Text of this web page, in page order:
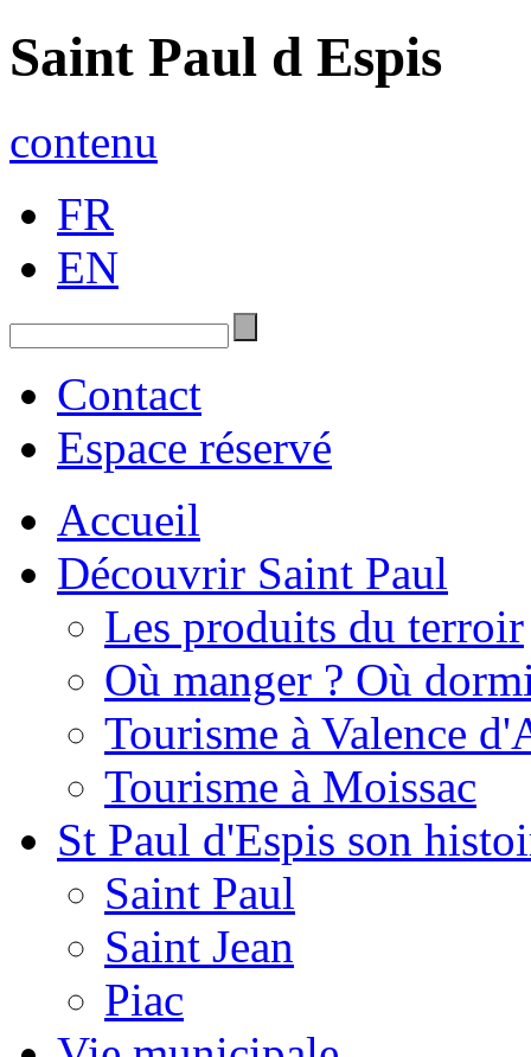
Saint Paul d Espis
contenu
FR
EN
Contact
Espace réservé
Accueil
Découvrir Saint Paul
Les produits du terroir
Où manger ? Où
Tourisme à Valence
Tourisme à Moissac
St Paul d'Espis son
Saint Paul
Saint Jean
Piac